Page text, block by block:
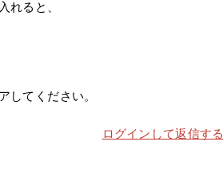
れると、
してください。
ログインして返信する